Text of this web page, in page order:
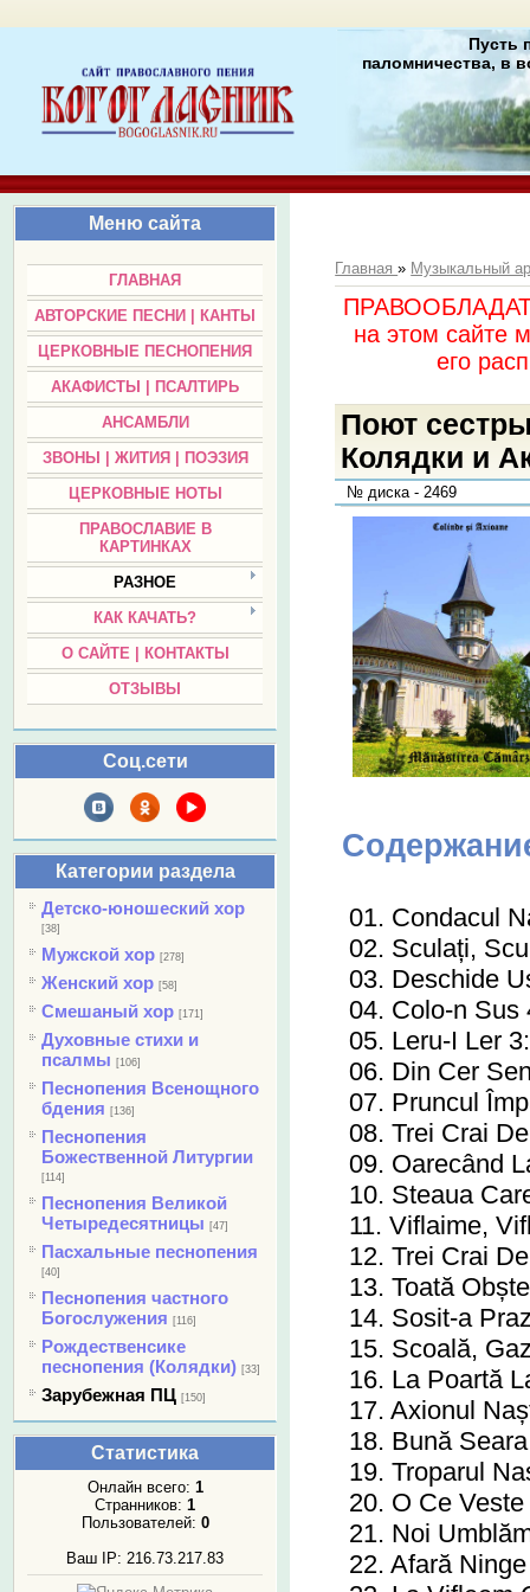
Пусть
паломничества, в
Меню сайта
ГЛАВНАЯ
АВТОРСКИЕ ПЕСНИ | КАНТЫ
ЦЕРКОВНЫЕ ПЕСНОПЕНИЯ
АКАФИСТЫ | ПСАЛТИРЬ
АНСАМБЛИ
ЗВОНЫ | ЖИТИЯ | ПОЭЗИЯ
ЦЕРКОВНЫЕ НОТЫ
ПРАВОСЛАВИЕ В
КАРТИНКАХ
РАЗНОЕ
КАК КАЧАТЬ?
О САЙТЕ | КОНТАКТЫ
ОТЗЫВЫ
Соц.сети
Категории раздела
Детско-юношеский хор
[38]
Мужской хор [278]
Женский хор [58]
Смешаный хор [171]
Духовные стихи и
псалмы [106]
Песнопения Всенощного
бдения [136]
Песнопения
Божественной Литургии
[114]
Песнопения Великой
Четыредесятницы [47]
Пасхальные песнопения
[40]
Песнопения частного
Богослужения [116]
Рождественсике
песнопения (Колядки) [33]
Зарубежная ПЦ [150]
Статистика
Онлайн всего: 1
Странников: 1
Пользователей: 0
Ваш IP: 216.73.217.83
Главная» Музыкальный
на этом сайте
его
Поют
Колядки и
№ диска - 2469
01. Condacul
02. Sculați,
03. Deschide
04. Colo-n Sus
05. Leru-I Ler
06. Din Cer
07. Pruncul
08. Trei Crai
09. Oarecând
10. Steaua
11. Viflaime,
12. Trei Crai
13. Toată
14. Sosit-a
15. Scoală,
16. La Poartă
17. Axionul
18. Bună
19. Troparul
20. O Ce
21. Noi
22. Afară